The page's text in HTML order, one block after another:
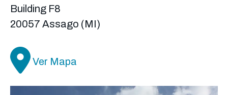
Building F8
20057 Assago (MI)
Ver Mapa